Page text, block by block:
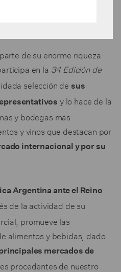
de su enorme riqueza
en la 34 Edición de
selección de sus
y lo hace de la
y bodegas más
y vinos que destacan por
internacional y por su
Argentina ante el Reino
de la actividad de su
promueve las
alimentos y bebidas, dado
mercados de
procedentes de nuestro